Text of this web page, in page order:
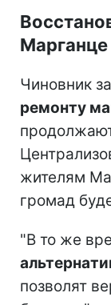
Марганце
Чиновник
ремонту
жителям
громад
"В то же
позволят